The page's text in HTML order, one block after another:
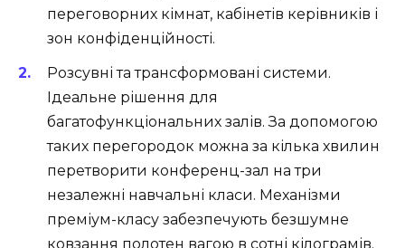
переговорних кімнат, кабінетів керівників і
зон конфіденційності.
Розсувні та трансформовані системи.
Ідеальне рішення для
багатофункціональних залів. За допомогою
таких перегородок можна за кілька хвилин
перетворити конференц-зал на три
незалежні навчальні класи. Механізми
преміум-класу забезпечують безшумне
ковзання полотен вагою в сотні кілограмів.